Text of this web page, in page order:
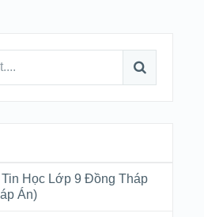
Học Lớp 9 Đồng Tháp
Án)